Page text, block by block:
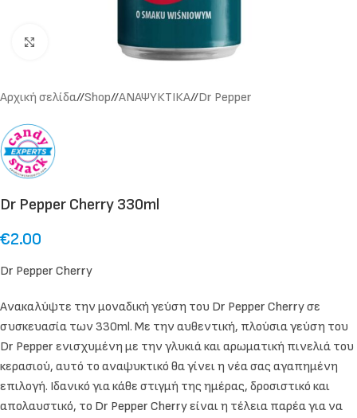
Click to enlarge
Αρχική σελίδα/ Shop/ ΑΝΑΨΥΚΤΙΚΑ/ Dr Pepper
Dr Pepper Cherry 330ml
€2.00
Dr Pepper Cherry
Ανακαλύψτε την μοναδική γεύση του Dr Pepper Cherry σε
συσκευασία των 330ml. Με την αυθεντική, πλούσια γεύση του
Dr Pepper ενισχυμένη με την γλυκιά και αρωματική πινελιά του
κερασιού, αυτό το αναψυκτικό θα γίνει η νέα σας αγαπημένη
επιλογή. Ιδανικό για κάθε στιγμή της ημέρας, δροσιστικό και
απολαυστικό, το Dr Pepper Cherry είναι η τέλεια παρέα για να